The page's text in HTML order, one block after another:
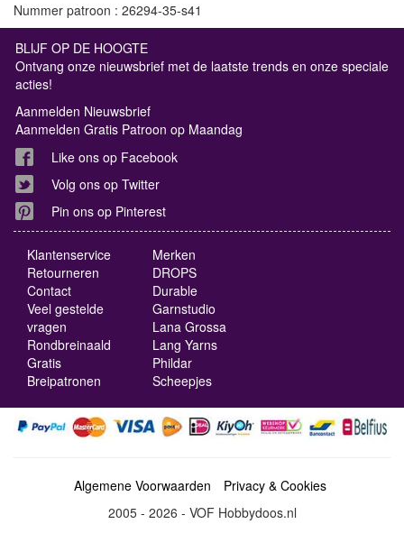
Nummer patroon : 26294-35-s41
BLIJF OP DE HOOGTE
Ontvang onze nieuwsbrief met de laatste trends en onze speciale
acties!
Aanmelden Nieuwsbrief
Aanmelden Gratis Patroon op Maandag
Like ons op Facebook
Volg ons op Twitter
Pin ons op Pinterest
Klantenservice
Retourneren
Contact
Veel gestelde
vragen
Rondbreinaald
Gratis
Breipatronen
Merken
DROPS
Durable
Garnstudio
Lana Grossa
Lang Yarns
Phildar
Scheepjes
Algemene Voorwaarden
Privacy & Cookies
2005 - 2026 - VOF Hobbydoos.nl